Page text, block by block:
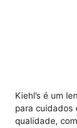
Kiehl’s é um
para cuidados
qualidade,